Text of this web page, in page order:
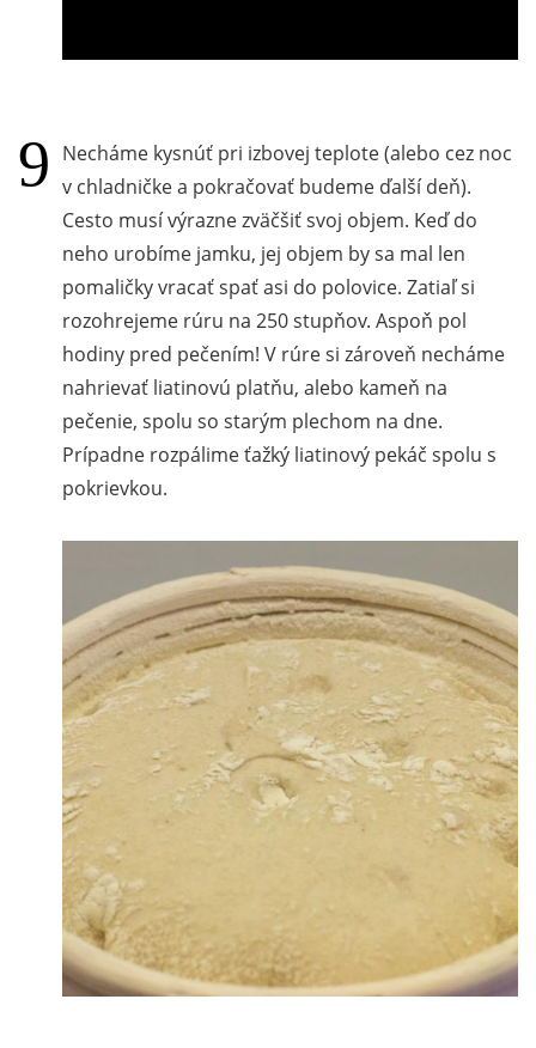
Necháme kysnúť pri izbovej teplote (alebo cez noc
v chladničke a pokračovať budeme ďalší deň).
Cesto musí výrazne zväčšiť svoj objem. Keď do
neho urobíme jamku, jej objem by sa mal len
pomaličky vracať spať asi do polovice. Zatiaľ si
rozohrejeme rúru na 250 stupňov. Aspoň pol
hodiny pred pečením! V rúre si zároveň necháme
nahrievať liatinovú platňu, alebo kameň na
pečenie, spolu so starým plechom na dne.
Prípadne rozpálime ťažký liatinový pekáč spolu s
pokrievkou.